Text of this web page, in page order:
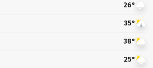
26°
35°
38°
25°